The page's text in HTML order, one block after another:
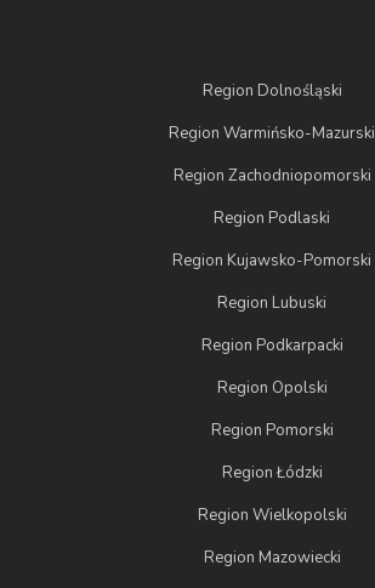
Region Dolnośląski
Region Warmińsko-Mazurski
Region Zachodniopomorski
Region Podlaski
Region Kujawsko-Pomorski
Region Lubuski
Region Podkarpacki
Region Opolski
Region Pomorski
Region Łódzki
Region Wielkopolski
Region Mazowiecki